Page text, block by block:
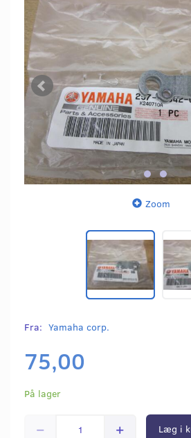
Zoom
Fra: Yamaha corp.
75,00
På lager
Læg i